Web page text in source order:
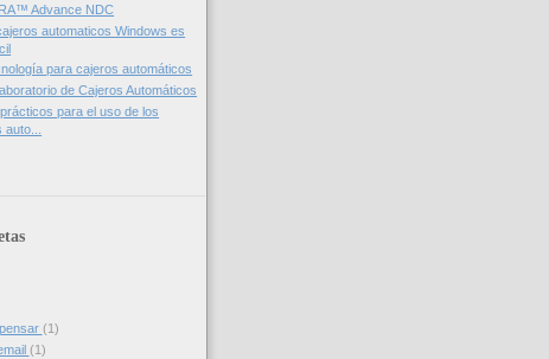
Advance NDC
automaticos Windows es
para cajeros automáticos
de Cajeros Automáticos
para el uso de los
(1)
(1)